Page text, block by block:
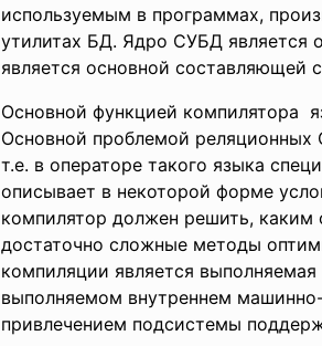
используемым в программах,
утилитах БД. Ядро СУБД является
является основной составляющей
Основной функцией компилятора
Основной проблемой реляционных
т.е. в операторе такого языка
описывает в некоторой форме
компилятор должен решить, каким
достаточно сложные методы
компиляции является
выполняемом внутреннем
привлечением подсистемы